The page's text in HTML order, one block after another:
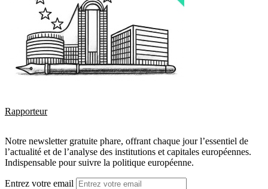
Rapporteur
Notre newsletter gratuite phare, offrant chaque jour l’essentiel de
l’actualité et de l’analyse des institutions et capitales européennes.
Indispensable pour suivre la politique européenne.
Entrez votre email